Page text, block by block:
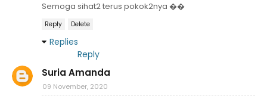
Semoga sihat2 terus pokok2nya ��
Reply Delete
Replies
Reply
Suria Amanda
09 November, 2020